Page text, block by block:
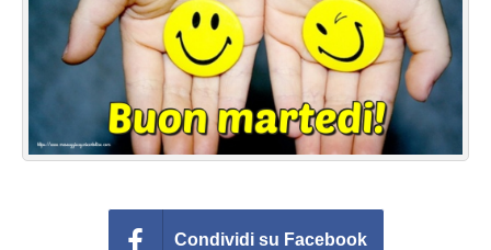
Cartoline giorni settimana
Cartoline musicali
Cartoline animate
Condividi su Facebook